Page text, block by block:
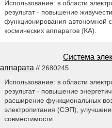
Использование: в области
результат - повышение
функционирования автономной
космических аппаратов (КА).
Система
аппарата // 2680245
Использование: в области
результат - повышение
расширение функциональных
электропитания (СЭП),
совместимости.